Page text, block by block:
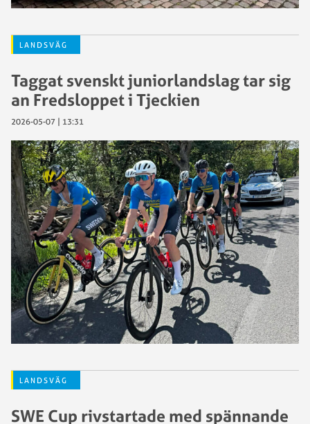
LANDSVÄG
Taggat svenskt juniorlandslag tar sig
an Fredsloppet i Tjeckien
2026-05-07 | 13:31
LANDSVÄG
SWE Cup rivstartade med spännande